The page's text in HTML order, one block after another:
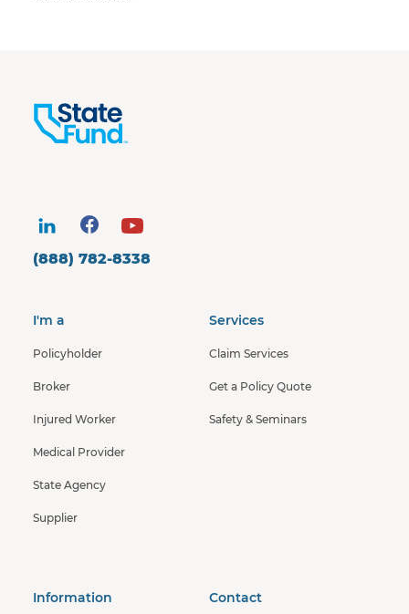
(888) 782-8338
I'm a
Policyholder
Broker
Injured Worker
Medical Provider
State Agency
Supplier
Services
Claim Services
Get a Policy Quote
Safety & Seminars
Information Contact